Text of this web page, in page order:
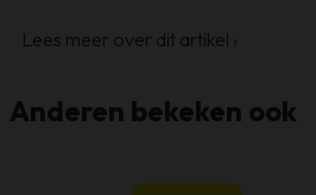
Lees meer over dit artikel ›
Anderen bekeken ook